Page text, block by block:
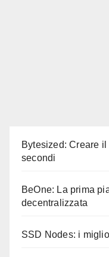
Bytesized: Creare
secondi
BeOne: La prima
decentralizzata
SSD Nodes: i